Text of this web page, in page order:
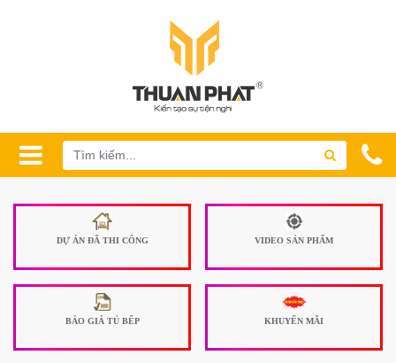
DỰ ÁN ĐÃ THI CÔNG VIDEO SẢN PHẨM
BÁO GIÁ TỦ BẾP KHUYẾN MÃI